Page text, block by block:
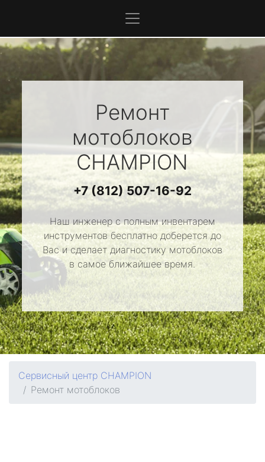
Ремонт
мотоблоков
CHAMPION
+7 (812) 507-16-92
Наш инженер с полным инвентарем
инструментов бесплатно доберется до
Вас и сделает диагностику мотоблоков
в самое ближайшее время.
Сервисный центр CHAMPION
Ремонт мотоблоков